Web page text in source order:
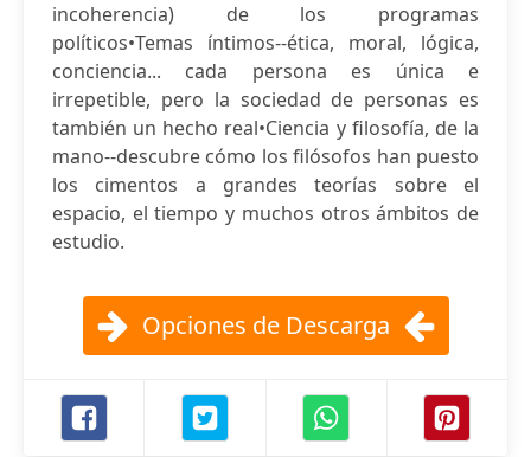
incoherencia) de los programas
políticos•Temas íntimos--ética, moral, lógica,
conciencia... cada persona es única e
irrepetible, pero la sociedad de personas es
también un hecho real•Ciencia y filosofía, de la
mano--descubre cómo los filósofos han puesto
los cimentos a grandes teorías sobre el
espacio, el tiempo y muchos otros ámbitos de
estudio.
Opciones de Descarga